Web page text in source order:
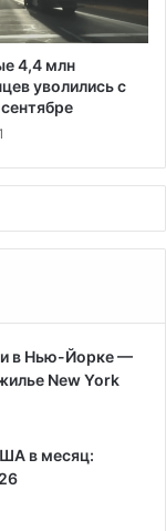
4,4 млн
уволились с
в Нью-Йорке —
New York
в месяц: